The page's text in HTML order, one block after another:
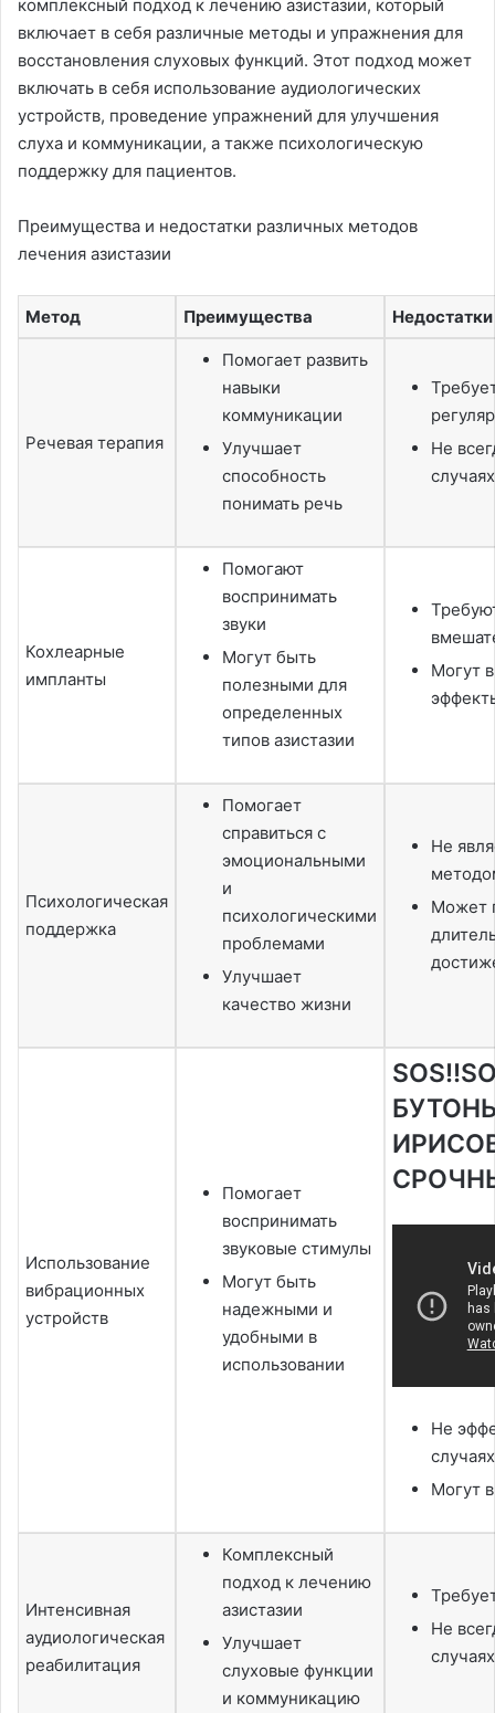
комплексный подход к лечению азистазии, который
включает в себя различные методы и упражнения для
восстановления слуховых функций. Этот подход может
включать в себя использование аудиологических
устройств, проведение упражнений для улучшения
слуха и коммуникации, а также психологическую
поддержку для пациентов.
Преимущества и недостатки различных методов
лечения азистазии
Метод Преимущества Недостатки
Речевая терапия
Помогает развить
навыки
коммуникации
Улучшает
способность
понимать речь
Не
случаях
Кохлеарные
импланты
Помогают
воспринимать
звуки
Могут быть
полезными для
определенных
типов азистазии
Могут
Психологическая
поддержка
Помогает
справиться с
эмоциональными
и
психологическими
проблемами
Улучшает
качество жизни
Не
Может
Использование
вибрационных
устройств
Помогает
воспринимать
звуковые стимулы
Могут быть
надежными и
удобными в
использовании
Не
случаях
Могут
Интенсивная
аудиологическая
реабилитация
Комплексный
подход к лечению
азистазии
Улучшает
слуховые функции
и коммуникацию
Не
случаях